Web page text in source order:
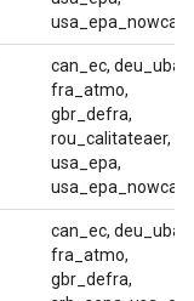
usa_epa_nowcast
can_ec, deu_uba,
fra_atmo,
gbr_defra,
rou_calitateaer,
usa_epa,
usa_epa_nowcast
can_ec, deu_uba,
fra_atmo,
gbr_defra,